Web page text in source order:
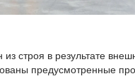
строя в результате
предусмотренные